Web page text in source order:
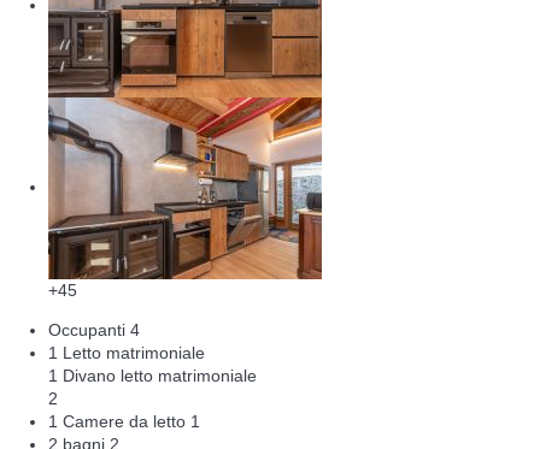
+45
Occupanti 4
1 Letto matrimoniale
1 Divano letto matrimoniale
2
1 Camere da letto 1
2 bagni 2